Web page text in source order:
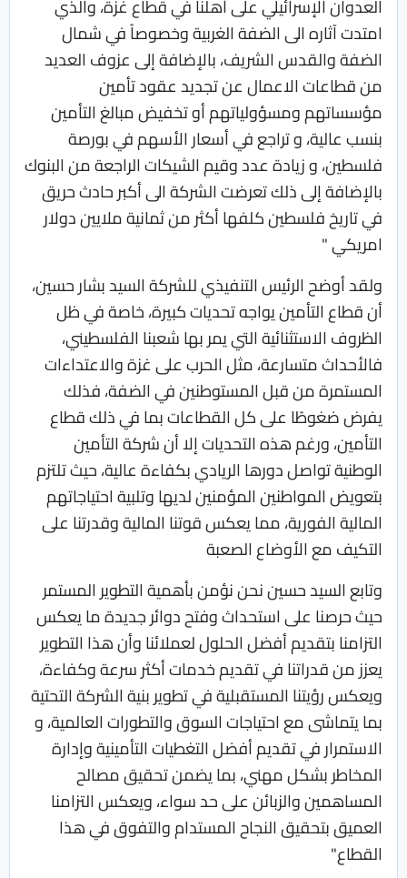
العدوان الإسرائيلي على أهلنا في قطاع غزة، والذي
امتدت آثاره الى الضفة الغربية وخصوصاً في شمال
الضفة والقدس الشريف، بالإضافة إلى عزوف العديد
من قطاعات الاعمال عن تجديد عقود تأمين
مؤسساتهم ومسؤولياتهم أو تخفيض مبالغ التأمين
بنسب عالية، و تراجع في أسعار الأسهم في بورصة
فلسطين، و زيادة عدد وقيم الشيكات الراجعة من البنوك
بالإضافة إلى ذلك تعرضت الشركة الى أكبر حادث حريق
في تاريخ فلسطين كلفها أكثر من ثمانية ملايين دولار
امريكي "
ولقد أوضح الرئيس التنفيذي للشركة السيد بشار حسين،
أن قطاع التأمين يواجه تحديات كبيرة، خاصة في ظل
الظروف الاستثنائية التي يمر بها شعبنا الفلسطيني،
فالأحداث متسارعة، مثل الحرب على غزة والاعتداءات
المستمرة من قبل المستوطنين في الضفة، فذلك
يفرض ضغوطًا على كل القطاعات بما في ذلك قطاع
التأمين، ورغم هذه التحديات إلا أن شركة التأمين
الوطنية تواصل دورها الريادي بكفاءة عالية، حيث تلتزم
بتعويض المواطنين المؤمنين لديها وتلبية احتياجاتهم
المالية الفورية، مما يعكس قوتنا المالية وقدرتنا على
التكيف مع الأوضاع الصعبة
وتابع السيد حسين نحن نؤمن بأهمية التطوير المستمر
حيث حرصنا على استحداث وفتح دوائر جديدة ما يعكس
التزامنا بتقديم أفضل الحلول لعملائنا وأن هذا التطوير
يعزز من قدراتنا في تقديم خدمات أكثر سرعة وكفاءة،
ويعكس رؤيتنا المستقبلية في تطوير بنية الشركة التحتية
بما يتماشى مع احتياجات السوق والتطورات العالمية، و
الاستمرار في تقديم أفضل التغطيات التأمينية وإدارة
المخاطر بشكل مهني، بما يضمن تحقيق مصالح
المساهمين والزبائن على حد سواء، ويعكس التزامنا
العميق بتحقيق النجاح المستدام والتفوق في هذا
القطاع"